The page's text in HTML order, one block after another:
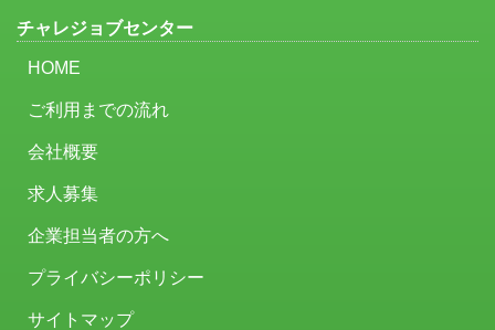
チャレジョブセンター
HOME
ご利用までの流れ
会社概要
求人募集
企業担当者の方へ
プライバシーポリシー
サイトマップ